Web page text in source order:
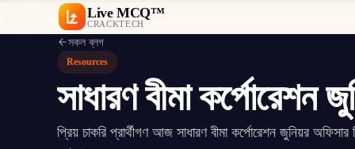
Live MCQ™
CRACKTECH
সকল ব্লগ
Resources
সাধারণ বীমা কর্পোরেশন
প্রিয় চাকরি প্রার্থীগণ আজ সাধারণ বীমা কর্পোরেশন জুনিয়র